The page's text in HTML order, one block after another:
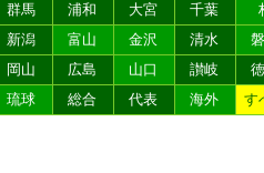
群馬 浦和 大宮 千葉
新潟 富山 金沢 清水
岡山 広島 山口 讃岐
琉球 総合 代表 海外 す